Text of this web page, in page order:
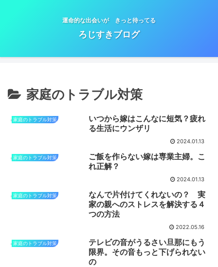
運命的な出会いが きっと待ってる
ろじすきブログ
家庭のトラブル対策
家庭のトラブル対策
いつから嫁はこんなに短気？疲れ
る生活にウンザリ
2024.01.13
家庭のトラブル対策
ご飯を作らない嫁は専業主婦。こ
れ正解？
2024.01.13
家庭のトラブル対策
なんで片付けてくれないの？ 実
家の親へのストレスを解決する４
つの方法
2022.05.16
家庭のトラブル対策
テレビの音がうるさい旦那にもう
限界。その音もっと下げられない
の